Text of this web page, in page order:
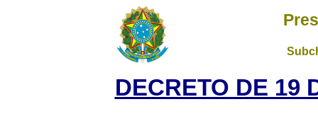
DECRETO DE 19